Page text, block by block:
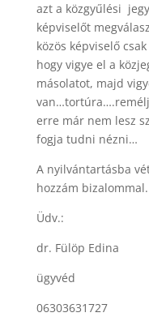
azt a közgyűlési
képviselőt
közös képviselő
hogy vigye el a
másolatot, majd
erre már nem lesz
fogja tudni nézni…
A nyilvántartásba
hozzám bizalommal.
Üdv.:
dr. Fülöp Edina
ügyvéd
06303631727